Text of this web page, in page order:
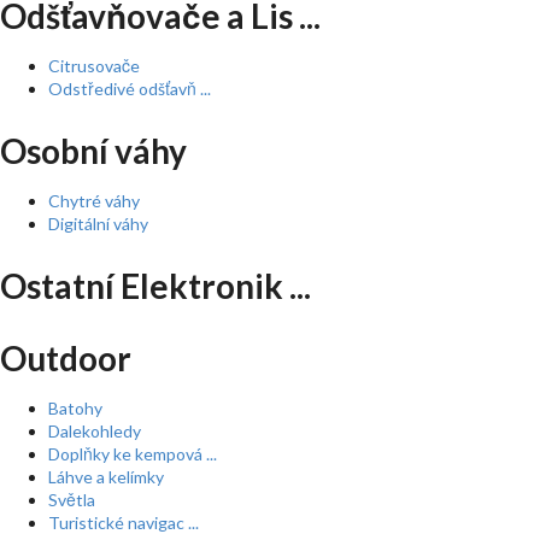
Odšťavňovače a Lis ...
Citrusovače
Odstředivé odšťavň ...
Osobní váhy
Chytré váhy
Digitální váhy
Ostatní Elektronik ...
Outdoor
Batohy
Dalekohledy
Doplňky ke kempová ...
Láhve a kelímky
Světla
Turistické navigac ...